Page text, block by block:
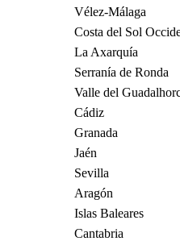
Vélez-Málaga
Costa del Sol
La Axarquía
Serranía de Ronda
Valle del
Cádiz
Granada
Jaén
Sevilla
Aragón
Islas Baleares
Cantabria